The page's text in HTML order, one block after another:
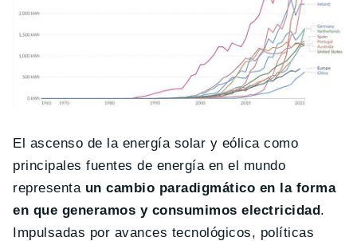
El ascenso de la energía solar y eólica como
principales fuentes de energía en el mundo
representa un cambio paradigmático en la forma
en que generamos y consumimos electricidad.
Impulsadas por avances tecnológicos, políticas